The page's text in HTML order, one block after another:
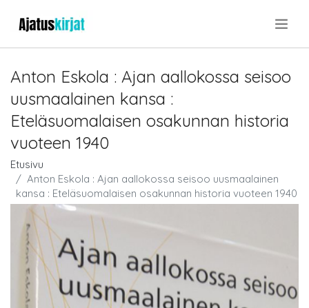
Anton Eskola : Ajan aallokossa seisoo
uusmaalainen kansa :
Eteläsuomalaisen osakunnan historia
vuoteen 1940
Etusivu
Anton Eskola : Ajan aallokossa seisoo uusmaalainen
kansa : Eteläsuomalaisen osakunnan historia vuoteen 1940